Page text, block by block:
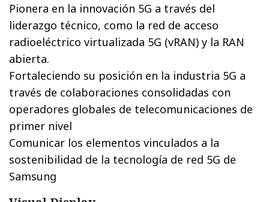
Pionera en la innovación 5G a través del
liderazgo técnico, como la red de acceso
radioeléctrico virtualizada 5G (vRAN) y la RAN
abierta.
Fortaleciendo su posición en la industria 5G a
través de colaboraciones consolidadas con
operadores globales de telecomunicaciones de
primer nivel
Comunicar los elementos vinculados a la
sostenibilidad de la tecnología de red 5G de
Samsung